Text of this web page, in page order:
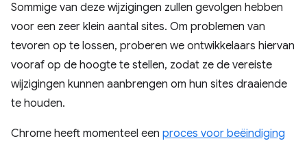
Sommige van deze wijzigingen zullen gevolgen hebben
voor een zeer klein aantal sites. Om problemen van
tevoren op te lossen, proberen we ontwikkelaars hiervan
vooraf op de hoogte te stellen, zodat ze de vereiste
wijzigingen kunnen aanbrengen om hun sites draaiende
te houden.
Chrome heeft momenteel een proces voor beëindiging